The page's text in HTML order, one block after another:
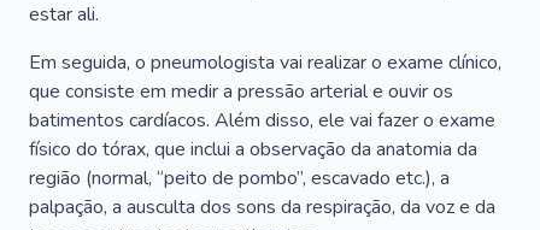
estar ali.
Em seguida, o pneumologista vai realizar o exame clínico,
que consiste em medir a pressão arterial e ouvir os
batimentos cardíacos. Além disso, ele vai fazer o exame
físico do tórax, que inclui a observação da anatomia da
região (normal, “peito de pombo”, escavado etc.), a
palpação, a ausculta dos sons da respiração, da voz e da